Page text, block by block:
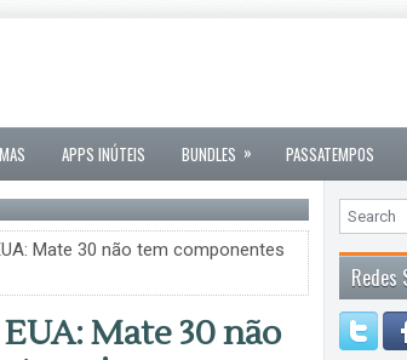
APPS INÚTEIS BUNDLES » PASSATEMPOS
Mate 30 não tem componentes
Mate 30 não
Redes